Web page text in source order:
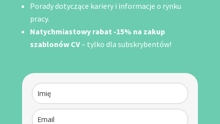
Porady dotyczące kariery i informacje o rynku
pracy.
Natychmiastowy rabat -15% na zakup
szablonów CV– tylko dla subskrybentów!